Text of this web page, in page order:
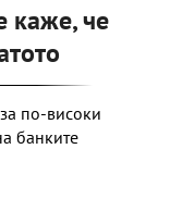
каже, че
по-високи
банките